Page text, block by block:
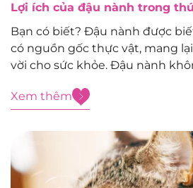
Lợi ích của đậu nành trong
Bạn có biết? Đậu nành được
có nguồn gốc thực vật, mang
vời cho sức khỏe. Đậu nành
cho thú cưng. Trong những
Xem thêm